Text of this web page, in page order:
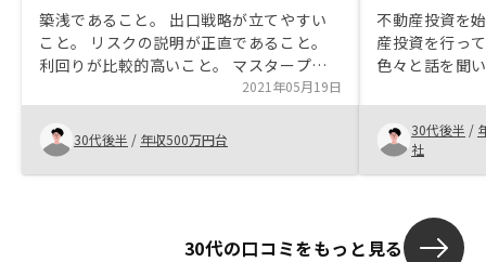
築浅であること。 出口戦略が立てやすい
こと。 リスクの説明が正直であること。
利回りが比較的高いこと。 マスタープラ
ンの内容が他社にはなかったこと。 相場
家賃と乖離がない。 2件持ちができる価格
帯であること。心配をかけたくないから家
族に内緒でやりたいけど、一部の書類が家
に届いてしまい内緒ではやれない。家に届
2021年05月19日
30代後半 / 年収500万円台
不動産投資を
産投資を行っ
色々と話を聞
しGAテクノロ
く中でリスク
入に至りまし
30代後半 /
社
30代の口コミをもっと見る